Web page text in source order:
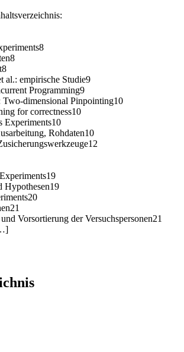
al.: empirische Studie9
Programming9
Two-dimensional Pinpointing10
for correctness10
Experiments10
Rohdaten10
Hypothesen19
Vorsortierung der Versuchspersonen21